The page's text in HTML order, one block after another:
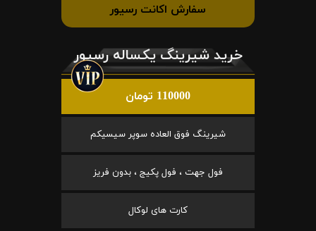
سفارش اکانت رسیور
خرید شیرینگ یکساله رسیور
110000 تومان
شیرینگ فوق العاده سوپر سیسیکم
فول جهت ، فول پکیج ، بدون فریز
کارت های لوکال